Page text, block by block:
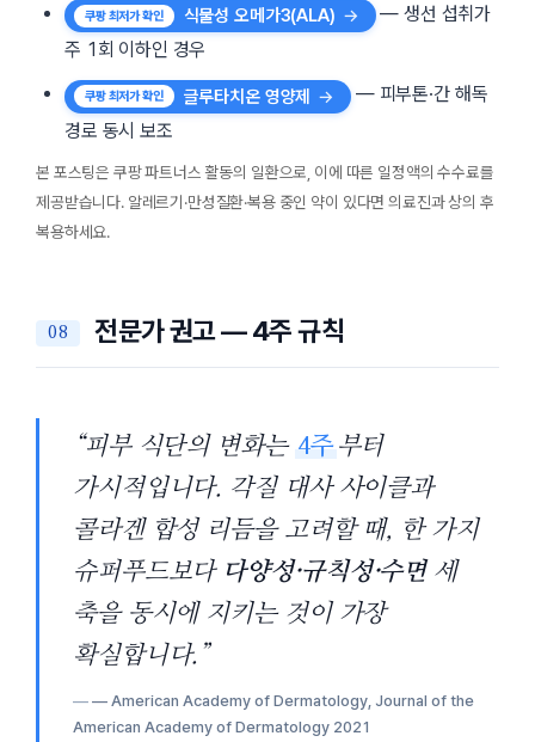
식물성 오메가3(ALA)
— 생선 섭취가
주 1회 이하인 경우
글루타치온 영양제
— 피부톤·간 해독
경로 동시 보조
본 포스팅은 쿠팡 파트너스 활동의 일환으로, 이에 따른 일정액의 수수료를
제공받습니다. 알레르기·만성질환·복용 중인 약이 있다면 의료진과 상의 후
복용하세요.
전문가 권고 — 4주 규칙
“피부 식단의 변화는 4주 부터
가시적입니다. 각질 대사 사이클과
콜라겐 합성 리듬을 고려할 때, 한 가지
슈퍼푸드보다 다양성·규칙성·수면세
축을 동시에 지키는 것이 가장
확실합니다.”
— American Academy of Dermatology, Journal of the
American Academy of Dermatology 2021